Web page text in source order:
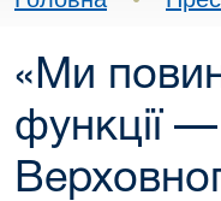
«Ми
функції